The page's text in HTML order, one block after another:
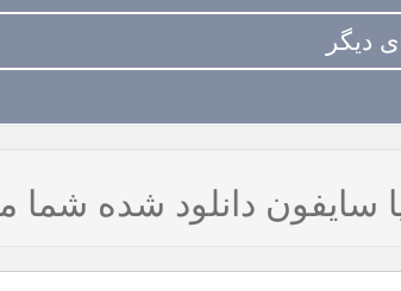
دیگر
سایفون دانلود شده شما